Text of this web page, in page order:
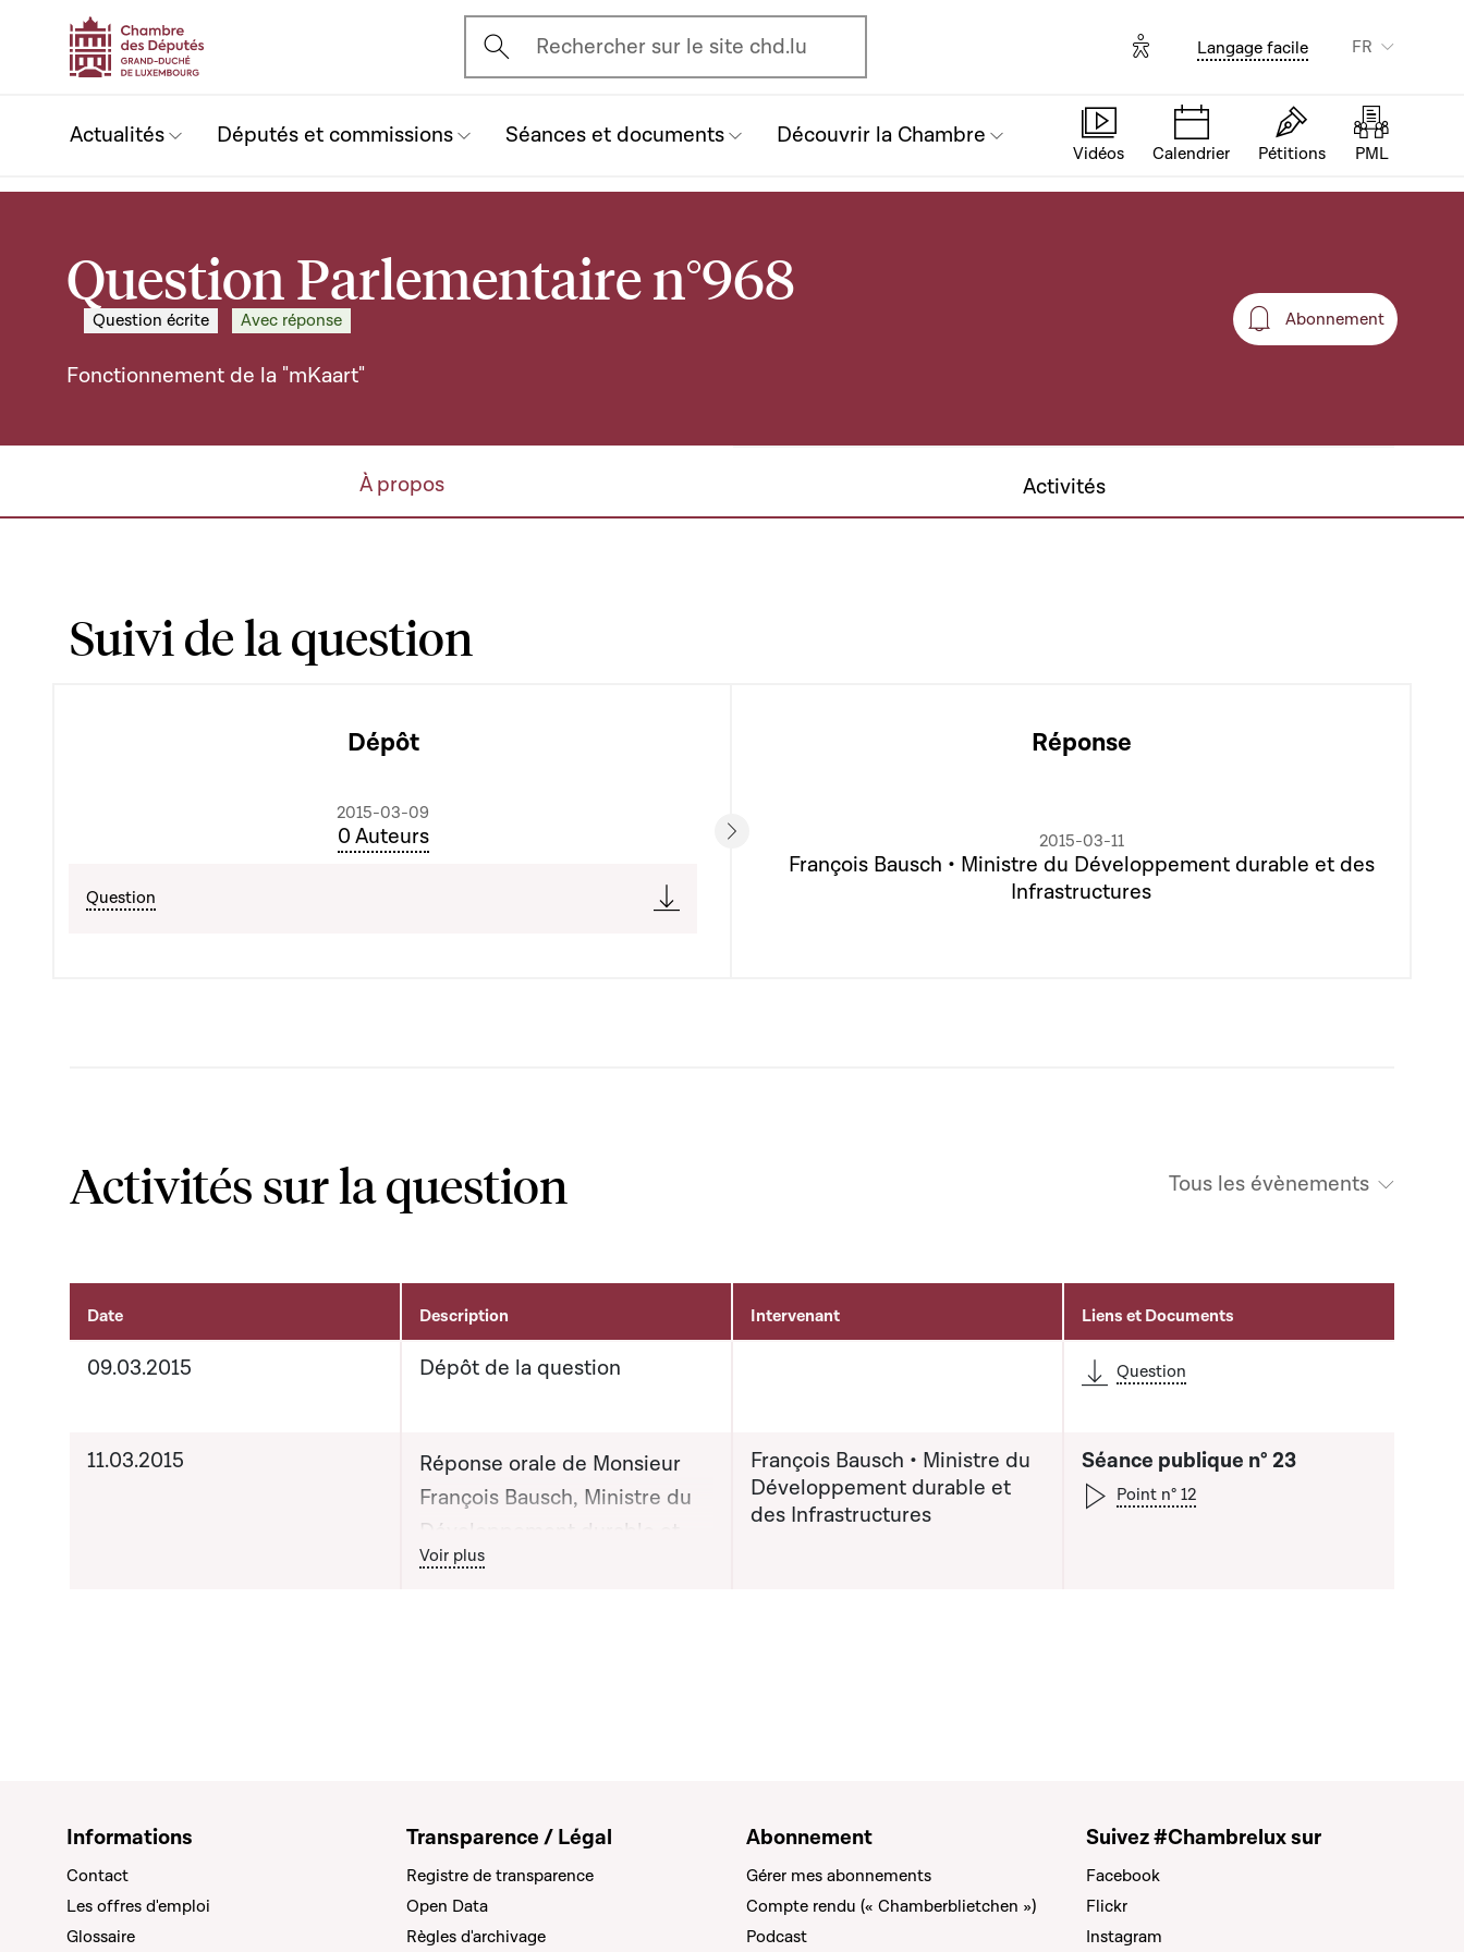
Ouvrir l'écran de recherche
Rechercher sur le site chd.lu Options d'accessibilité
Langage facile FR
Actualités Députés et commissions Séances et documents Découvrir la Chambre
Vidéos Calendrier Pétitions PML
Question Parlementaire n°968
Question écrite Avec réponse
Fonctionnement de la "mKaart"
Abonnement
Abonnement
À propos Activités
Suivi de la question
Dépôt
2015-03-09
0 Auteurs
Question
Réponse
2015-03-11
François Bausch • Ministre du Développement durable et des
Infrastructures
Activités sur la question Tous les évènements
Activités liées au dossier
Date Description Intervenant Liens et Documents
09.03.2015 Dépôt de la question Question
11.03.2015
Réponse orale de Monsieur
François Bausch, Ministre du
Développement durable et
des Infrastructures apportée
Bouton graphique servant à afficher ou cacher tous les éléments de la liste qui précède
Voir plus
François Bausch • Ministre du
Développement durable et
des Infrastructures
Séance publique n° 23
Point n° 12
Informations
Contact
Les offres d'emploi
Glossaire
Transparence / Légal
Registre de transparence
Open Data
Règles d'archivage
Abonnement
Gérer mes abonnements
Compte rendu (« Chamberblietchen »)
Podcast
Suivez #Chambrelux sur
Facebook
Flickr
Instagram